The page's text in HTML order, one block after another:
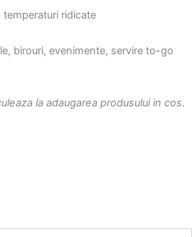
temperaturi ridicate
birouri, evenimente, servire to-go
la adaugarea produsului in cos.